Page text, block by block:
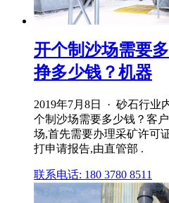
开个制沙场需要
挣多少钱？机器
2019年7月8日 · 砂石行业
个制沙场需要多少钱？客
场,首先需要办理采矿许可
打申请报告,由直管部 .
联系电话: 180 3780 8511